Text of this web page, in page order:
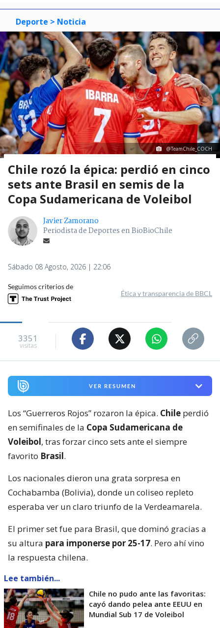
Deporte > Noticia
@TeamChile_COCH
Chile rozó la épica: perdió en cinco
sets ante Brasil en semis de la
Copa Sudamericana de Voleibol
Javier Zamorano
Periodista de Deportes en BioBioChile
Sábado 08 Agosto, 2026 | 22:06
Seguimos criterios de
Ética y transparencia de BBCL
3351
visitas
VER RESUMEN
Los “Guerreros Rojos” rozaron la épica. Chile perdió
en semifinales de la Copa Sudamericana de
Voleibol, tras forzar cinco sets ante el siempre
favorito Brasil.
Los nacionales dieron una grata sorpresa en
Cochabamba (Bolivia), donde un coliseo repleto
esperaba ver un claro triunfo de la Verdeamarela.
El primer set fue para Brasil, que dominó gracias a
su altura para imponerse por 25-17. Pero ahí vino
la respuesta chilena.
Lee también...
Chile no pudo ante las favoritas:
cayó dando pelea ante EEUU en
Mundial Sub 17 de Voleibol